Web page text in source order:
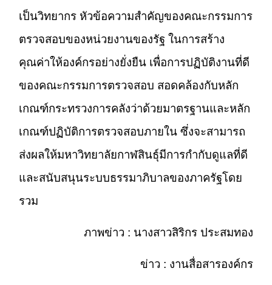
เป็นวิทยากร หัวข้อความสำคัญของคณะกรรมการ
ตรวจสอบของหน่วยงานของรัฐ ในการสร้าง
คุณค่าให้องค์กรอย่างยั่งยืน เพื่อการปฏิบัติงานที่ดี
ของคณะกรรมการตรวจสอบ สอดคล้องกับหลัก
เกณฑ์กระทรวงการคลังว่าด้วยมาตรฐานและหลัก
เกณฑ์ปฏิบัติการตรวจสอบภายใน ซึ่งจะสามารถ
ส่งผลให้มหาวิทยาลัยกาฬสินธุ์มีการกำกับดูแลที่ดี
และสนับสนุนระบบธรรมาภิบาลของภาครัฐโดย
รวม
ภาพข่าว : นางสาวสิริกร ประสมทอง
ข่าว : งานสื่อสารองค์กร